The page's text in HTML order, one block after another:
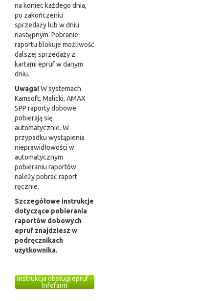
na koniec każdego dnia,
po zakończeniu
sprzedaży lub w dniu
następnym. Pobranie
raportu blokuje możliwość
dalszej sprzedaży z
kartami epruf w danym
dniu.
Uwaga!W systemach
Kamsoft, Malicki, AMAX
SPP raporty dobowe
pobierają się
automatycznie. W
przypadku wystąpienia
nieprawidłowości w
automatycznym
pobieraniu raportów
należy pobrać raport
ręcznie.
Szczegółowe instrukcje
dotyczące pobierania
raportów dobowych
epruf znajdziesz w
podręcznikach
użytkownika.
Instrukcja obsługi epruf -
Infofarm